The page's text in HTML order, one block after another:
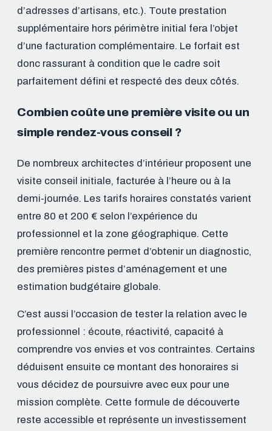
d’adresses d’artisans, etc.). Toute prestation
supplémentaire hors périmètre initial fera l’objet
d’une facturation complémentaire. Le forfait est
donc rassurant à condition que le cadre soit
parfaitement défini et respecté des deux côtés.
Combien coûte une première visite ou un
simple rendez-vous conseil ?
De nombreux architectes d’intérieur proposent une
visite conseil initiale, facturée à l’heure ou à la
demi-journée. Les tarifs horaires constatés varient
entre 80 et 200 € selon l’expérience du
professionnel et la zone géographique. Cette
première rencontre permet d’obtenir un diagnostic,
des premières pistes d’aménagement et une
estimation budgétaire globale.
C’est aussi l’occasion de tester la relation avec le
professionnel : écoute, réactivité, capacité à
comprendre vos envies et vos contraintes. Certains
déduisent ensuite ce montant des honoraires si
vous décidez de poursuivre avec eux pour une
mission complète. Cette formule de découverte
reste accessible et représente un investissement